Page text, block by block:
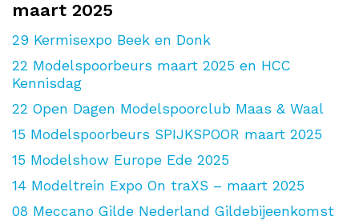
maart 2025
29 Kermisexpo Beek en Donk
22 Modelspoorbeurs maart 2025 en HCC
Kennisdag
22 Open Dagen Modelspoorclub Maas & Waal
15 Modelspoorbeurs SPIJKSPOOR maart 2025
15 Modelshow Europe Ede 2025
14 Modeltrein Expo On traXS – maart 2025
08 Meccano Gilde Nederland Gildebijeenkomst